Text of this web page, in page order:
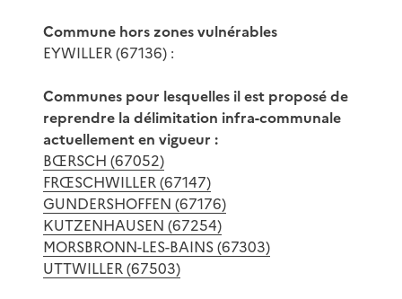
Commune hors zones vulnérables
EYWILLER (67136) :
Communes pour lesquelles il est proposé de
reprendre la délimitation infra-communale
actuellement en vigueur :
BŒRSCH (67052)
FRŒSCHWILLER (67147)
GUNDERSHOFFEN (67176)
KUTZENHAUSEN (67254)
MORSBRONN-LES-BAINS (67303)
UTTWILLER (67503)